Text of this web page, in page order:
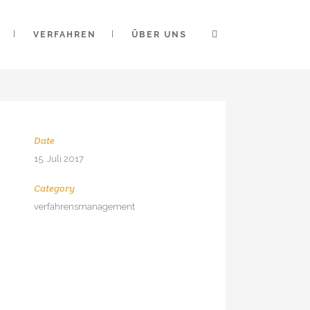
VERFAHREN ÜBER UNS
Date
15. Juli 2017
Category
verfahrensmanagement